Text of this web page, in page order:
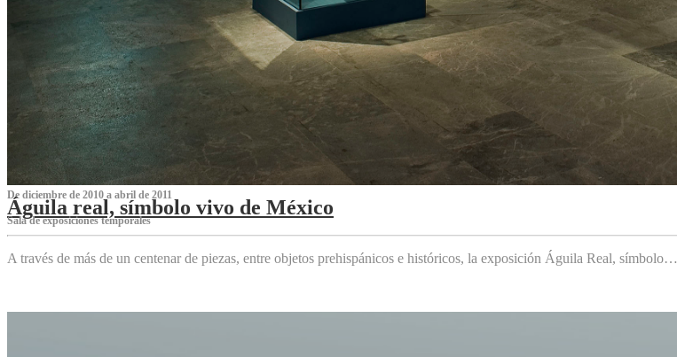
De diciembre de 2010 a abril de 2011
Águila real, símbolo vivo de México
Sala de exposiciones temporales
A través de más de un centenar de piezas, entre objetos prehispánicos e históricos, la exposición Águila Real, símbolo…